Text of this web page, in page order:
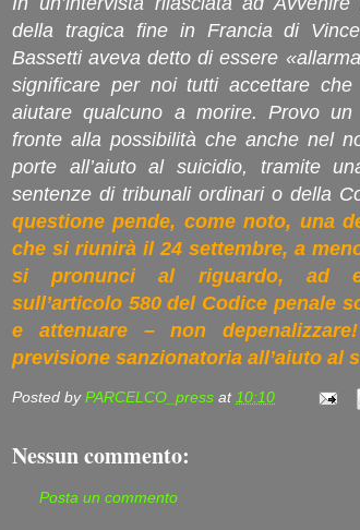
della tragica fine in Francia di
Bassetti aveva detto di essere
significare per noi tutti accettare che
aiutare qualcuno a morire. Provo
fronte alla possibilità che anche nel
porte all’aiuto al suicidio, tramite
sentenze di tribunali ordinari o della
questione pende, come noto, una
che si riunirà il 24 settembre, a
si pronunci al riguardo, ad
sull’articolo 580 del Codice penale
e attenuare – non
previsione sanzionatoria all’aiuto al
Posted byPARCELCO_press at10:10
Nessun commento:
Posta un commento